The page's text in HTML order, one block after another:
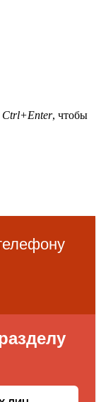
Ctrl+Enter, чтобы